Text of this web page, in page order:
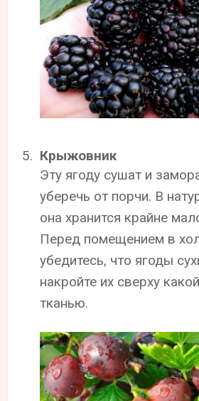
Крыжовник
Эту ягоду сушат и
уберечь от порчи. В
она хранится крайне
Перед помещением в
убедитесь, что ягоды
накройте их сверху
тканью.